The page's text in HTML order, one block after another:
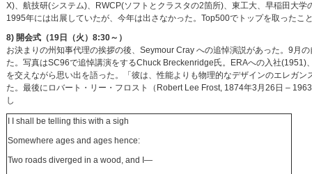
X)、航技研(システム)、RWCP(ソフトとクラスタの2箇所)、東工大、早稲田大
1995年には出展していたが、今年は出さなかった。Top500でトップを取ったこ
8) 開会式（19日（火）8:30～）
お決まりの州知事代理の挨拶の後、Seymour Cray への追悼演説があった。9月
た。写真はSC96で追悼講演をするChuck Breckenridge氏。ERAへの入社
を交えながら思い出を語った。「彼は、性能よりも物理的なデザインのエレガ
た。最後にロバート・リー・フロスト（Robert Lee Frost, 1874年3月26日 –
し
I I shall be telling this with a sigh
Somewhere ages and ages hence:
Two roads diverged in a wood, and I—